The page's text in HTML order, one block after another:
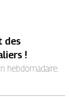
des
!
hebdomadaire.